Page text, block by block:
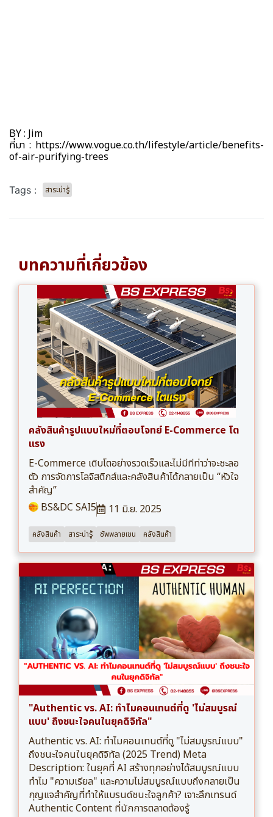
BY : Jim
ที่มา : https://www.vogue.co.th/lifestyle/article/benefits-
of-air-purifying-trees
Tags : สาระน่ารู้
บทความที่เกี่ยวข้อง
คลังสินค้ารูปแบบใหม่ที่ตอบโจทย์ E-Commerce โต
แรง
E-Commerce เติบโตอย่างรวดเร็วและไม่มีทีท่าว่าจะชะลอ
ตัว การจัดการโลจิสติกส์และคลังสินค้าได้กลายเป็น “หัวใจ
สำคัญ”
BS&DC SAI5
11 มิ.ย. 2025
คลังสินค้า สาระน่ารู้ ซัพพลายเชน คลังสินค้า
"Authentic vs. AI: ทำไมคอนเทนต์ที่ดู 'ไม่สมบูรณ์
แบบ' ถึงชนะใจคนในยุคดิจิทัล"
Authentic vs. AI: ทำไมคอนเทนต์ที่ดู "ไม่สมบูรณ์แบบ"
ถึงชนะใจคนในยุคดิจิทัล (2025 Trend) Meta
Description: ในยุคที่ AI สร้างทุกอย่างได้สมบูรณ์แบบ
ทำไม "ความเรียล" และความไม่สมบูรณ์แบบถึงกลายเป็น
กุญแจสำคัญที่ทำให้แบรนด์ชนะใจลูกค้า? เจาะลึกเทรนด์
Authentic Content ที่นักการตลาดต้องรู้